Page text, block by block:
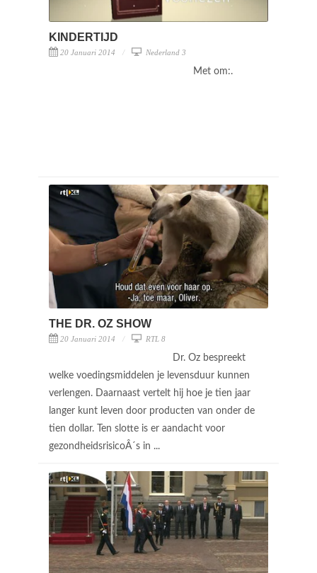
KINDERTIJD
20 Januari 2014 Nederland 3
Met om:.
THE DR. OZ SHOW
20 Januari 2014 RTL 8
Dr. Oz bespreekt
welke voedingsmiddelen je levensduur kunnen
verlengen. Daarnaast vertelt hij hoe je tien jaar
langer kunt leven door producten van onder de
tien dollar. Ten slotte is er aandacht voor
gezondheidsrisicoÂ´s in ...